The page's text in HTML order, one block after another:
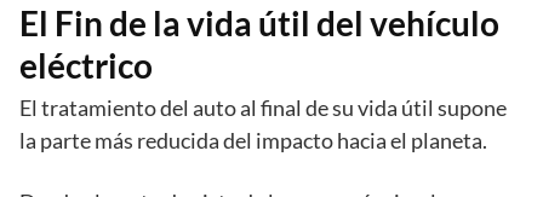
El Fin de la vida útil del vehículo
eléctrico
El tratamiento del auto al final de su vida útil supone
la parte más reducida del impacto hacia el planeta.